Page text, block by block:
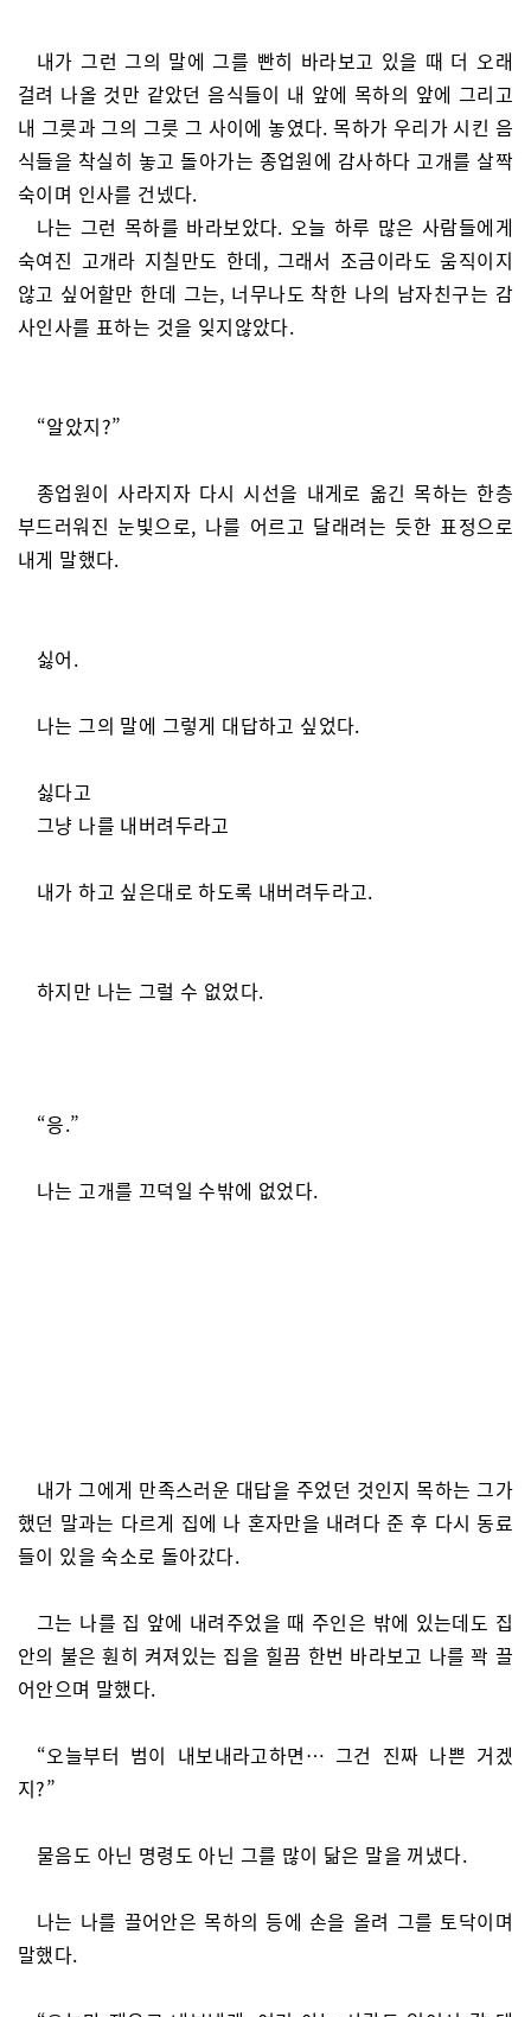
내가 그런 그의 말에 그를 빤히 바라보고 있을 때 더 오래
걸려 나올 것만 같았던 음식들이 내 앞에 목하의 앞에 그리고
내 그릇과 그의 그릇 그 사이에 놓였다. 목하가 우리가 시킨 음
식들을 착실히 놓고 돌아가는 종업원에 감사하다 고개를 살짝
숙이며 인사를 건넸다.
나는 그런 목하를 바라보았다. 오늘 하루 많은 사람들에게
숙여진 고개라 지칠만도 한데, 그래서 조금이라도 움직이지
않고 싶어할만 한데 그는, 너무나도 착한 나의 남자친구는 감
사인사를 표하는 것을 잊지않았다.
“알았지?”
종업원이 사라지자 다시 시선을 내게로 옮긴 목하는 한층
부드러워진 눈빛으로, 나를 어르고 달래려는 듯한 표정으로
내게 말했다.
싫어.
나는 그의 말에 그렇게 대답하고 싶었다.
싫다고
그냥 나를 내버려두라고
내가 하고 싶은대로 하도록 내버려두라고.
하지만 나는 그럴 수 없었다.
“응.”
나는 고개를 끄덕일 수밖에 없었다.
내가 그에게 만족스러운 대답을 주었던 것인지 목하는 그가
했던 말과는 다르게 집에 나 혼자만을 내려다 준 후 다시 동료
들이 있을 숙소로 돌아갔다.
그는 나를 집 앞에 내려주었을 때 주인은 밖에 있는데도 집
안의 불은 훤히 켜져있는 집을 힐끔 한번 바라보고 나를 꽉 끌
어안으며 말했다.
“오늘부터 범이 내보내라고하면… 그건 진짜 나쁜 거겠
지?”
물음도 아닌 명령도 아닌 그를 많이 닮은 말을 꺼냈다.
나는 나를 끌어안은 목하의 등에 손을 올려 그를 토닥이며
말했다.